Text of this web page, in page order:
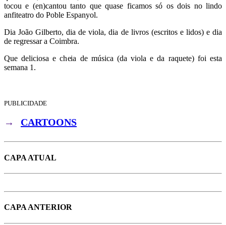
tocou e (en)cantou tanto que quase ficamos só os dois no lindo
anfiteatro do Poble Espanyol.
Dia João Gilberto, dia de viola, dia de livros (escritos e lidos) e dia
de regressar a Coimbra.
Que deliciosa e cheia de música (da viola e da raquete) foi esta
semana 1.
PUBLICIDADE
→ CARTOONS
CAPA ATUAL
CAPA ANTERIOR